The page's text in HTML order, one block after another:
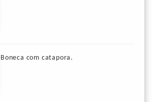
Boneca com catapora.